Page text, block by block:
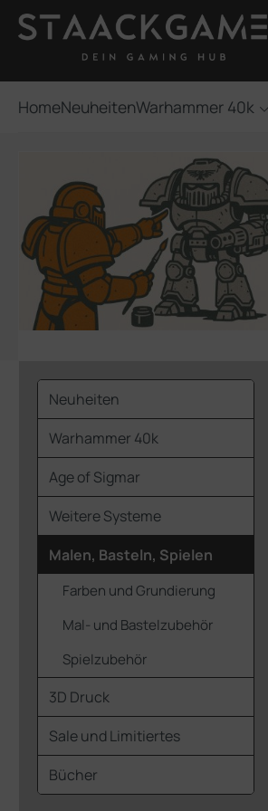
Hauptinhalt springen
Zur Suche springen
HomeNeuheitenWarhammer 40k
Neuheiten
Warhammer 40k
Age of Sigmar
Weitere Systeme
Malen, Basteln, Spielen
Farben und Grundierung
Mal- und Bastelzubehör
Spielzubehör
3D Druck
Sale und Limitiertes
Bücher